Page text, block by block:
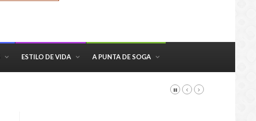
ESTILO DE VIDA A PUNTA DE SOGA